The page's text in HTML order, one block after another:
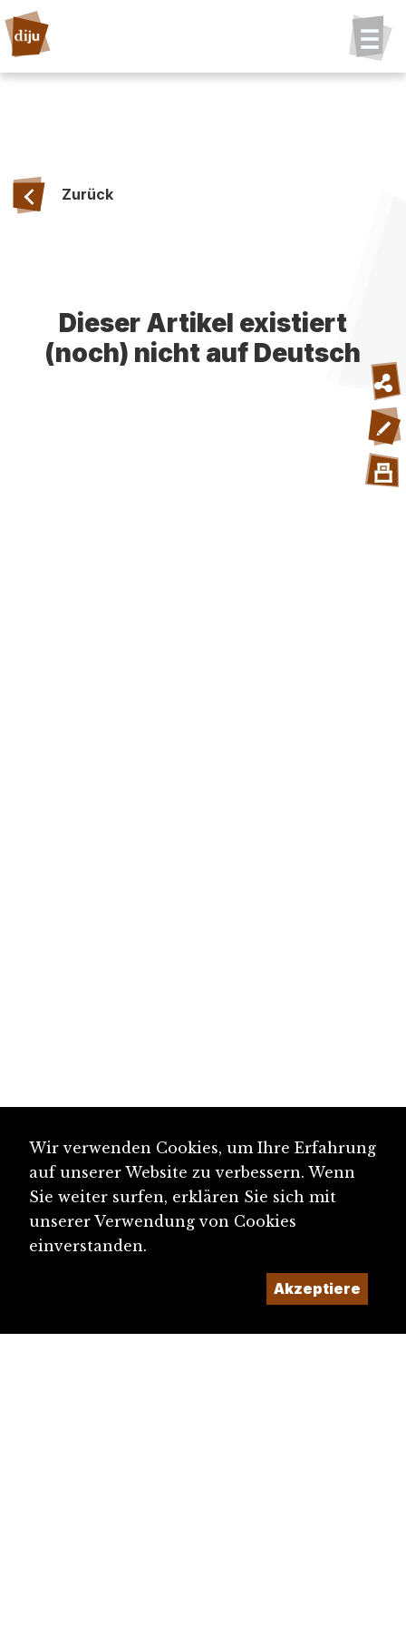
Zurück
Dieser Artikel existiert
(noch) nicht auf Deutsch
Wir verwenden Cookies, um Ihre Erfahrung
auf unserer Website zu verbessern. Wenn
Sie weiter surfen, erklären Sie sich mit
unserer Verwendung von Cookies
einverstanden.
Akzeptiere